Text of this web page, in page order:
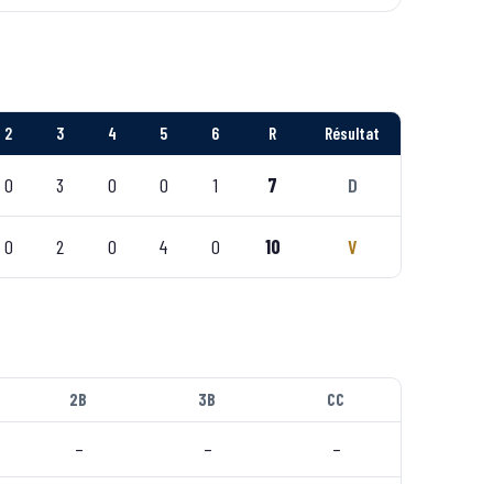
2 3 4 5 6 R Résultat
0 3 0 0 1 7 D
0 2 0 4 0 10 V
2B 3B CC
– – –